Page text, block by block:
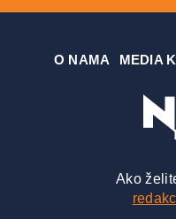
О NAMA MEDIA
Ako